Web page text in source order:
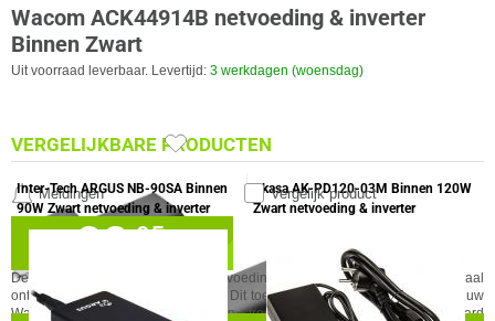
Wacom ACK44914B netvoeding & inverter
Binnen Zwart
Uit voorraad leverbaar. Levertijd: 3 werkdagen (woensdag)
De Wacom ACK44914B is een netvoeding en inverter in het zwart, speciaal
ontworpen voor Wacom-apparaten. Dit toebehoren maakt het mogelijk om uw
Wacom-apparatuur gemakkelijk van stroom te voorzien via een standaard
33,95
IN WINKELMAND
✓ 24 maanden garantie!
✓ Achteraf betalen!
Vergelijk product
Meldingen
GA NAAR
VERGELIJKBARE PRODUCTEN
Inter-Tech ARGUS NB-90SA Binnen
90W Zwart netvoeding & inverter
Akasa AK-PD120-03M Binnen 120W
Zwart netvoeding & inverter